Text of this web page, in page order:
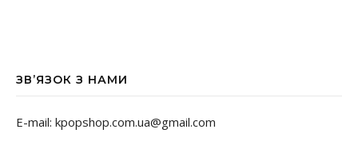
ЗВ’ЯЗОК З НАМИ
E-mail: kpopshop.com.ua@gmail.com